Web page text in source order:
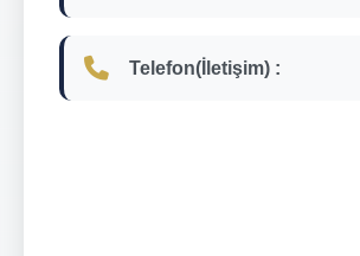
Telefon(İletişim) :